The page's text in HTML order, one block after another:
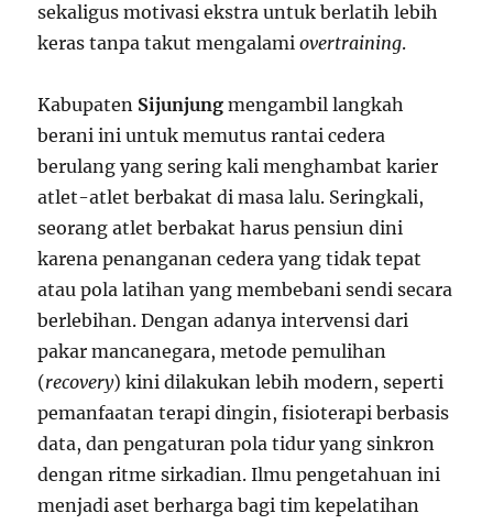
sekaligus motivasi ekstra untuk berlatih lebih
keras tanpa takut mengalamiovertraining.
Kabupaten Sijunjung mengambil langkah
berani ini untuk memutus rantai cedera
berulang yang sering kali menghambat karier
atlet-atlet berbakat di masa lalu. Seringkali,
seorang atlet berbakat harus pensiun dini
karena penanganan cedera yang tidak tepat
atau pola latihan yang membebani sendi secara
berlebihan. Dengan adanya intervensi dari
pakar mancanegara, metode pemulihan
(recovery) kini dilakukan lebih modern, seperti
pemanfaatan terapi dingin, fisioterapi berbasis
data, dan pengaturan pola tidur yang sinkron
dengan ritme sirkadian. Ilmu pengetahuan ini
menjadi aset berharga bagi tim kepelatihan